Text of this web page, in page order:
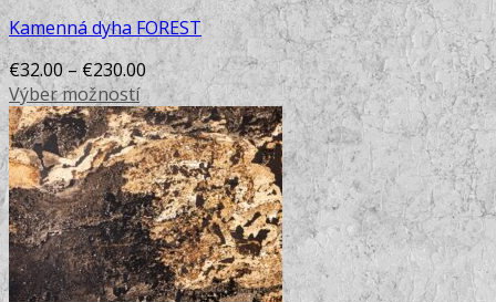
options
may
be
chosen
on
the
product
page
Kamenná dyha FOREST
€32.00–€230.00
Výber možností
This
product
has
multiple
variants.
The
options
may